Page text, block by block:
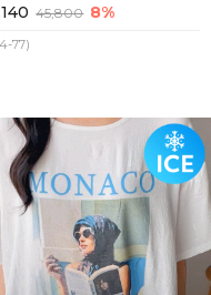
45,800 8%
77)